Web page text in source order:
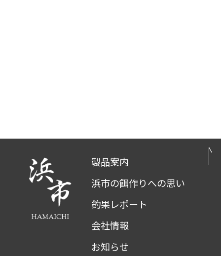
製品案内
浜市の餌作りへの思い
釣果レポート
会社情報
お知らせ